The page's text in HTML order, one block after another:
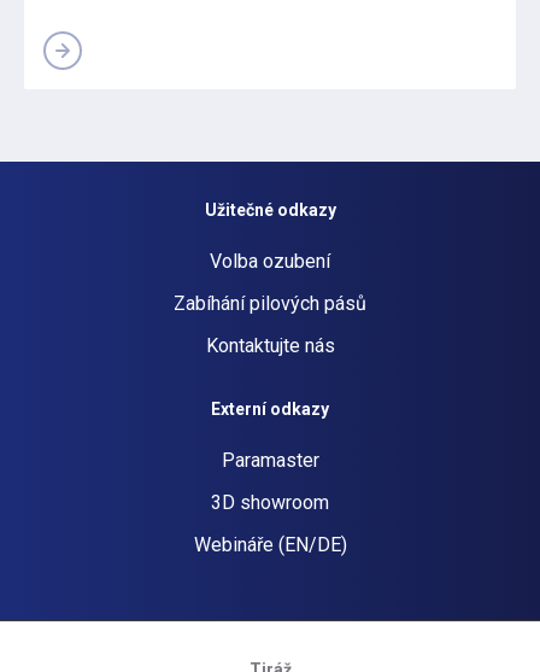
Užitečné odkazy
Volba ozubení
Zabíhání pilových pásů
Kontaktujte nás
Externí odkazy
Paramaster
3D showroom
Webináře (EN/DE)